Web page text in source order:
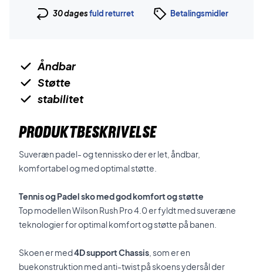
30 dagesfuld returret Betalingsmidler
Åndbar
Støtte
stabilitet
PRODUKTBESKRIVELSE
Suveræn padel- og tennissko der er let, åndbar,
komfortabel og med optimal støtte.
Tennis og Padel sko med god komfort og støtte
Top modellen Wilson Rush Pro 4.0 er fyldt med suveræne
teknologier for optimal komfort og støtte på banen.
Skoen er med4D support Chassis , som er en
buekonstruktion med anti-twist på skoens ydersål der